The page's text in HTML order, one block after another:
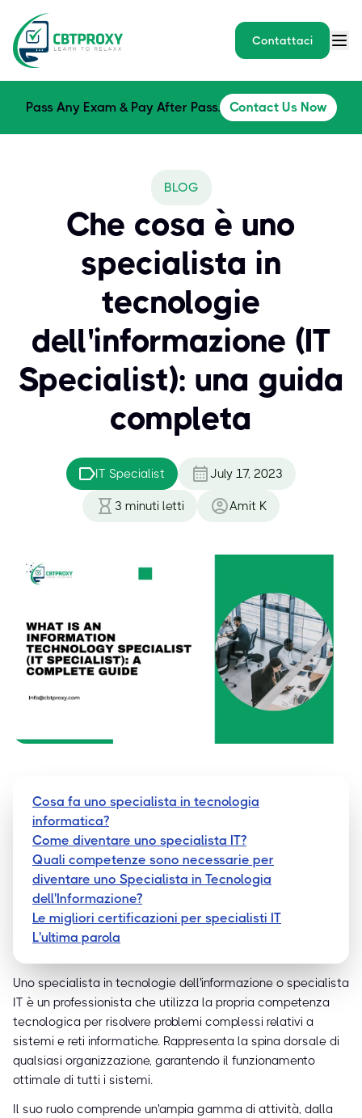
Contattaci
Pass Any Exam & Pay After Pass. Contact Us Now
BLOG
Che cosa è uno
specialista in
tecnologie
dell'informazione (IT
Specialist): una guida
completa
IT Specialist July 17, 2023
3 minuti letti Amit K
Cosa fa uno specialista in tecnologia
informatica?
Come diventare uno specialista IT?
Quali competenze sono necessarie per
diventare uno Specialista in Tecnologia
dell'Informazione?
Le migliori certificazioni per specialisti IT
L'ultima parola
Uno specialista in tecnologie dell'informazione o specialista
IT è un professionista che utilizza la propria competenza
tecnologica per risolvere problemi complessi relativi a
sistemi e reti informatiche. Rappresenta la spina dorsale di
qualsiasi organizzazione, garantendo il funzionamento
ottimale di tutti i sistemi.
Il suo ruolo comprende un'ampia gamma di attività, dalla